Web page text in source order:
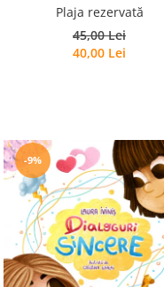
Plaja rezervată
45,00 Lei
40,00 Lei
-9%